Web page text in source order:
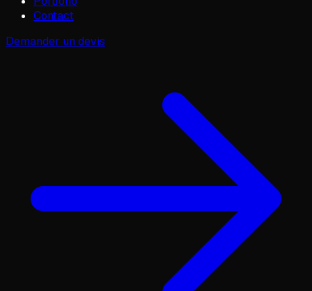
Contact
Demander un devis